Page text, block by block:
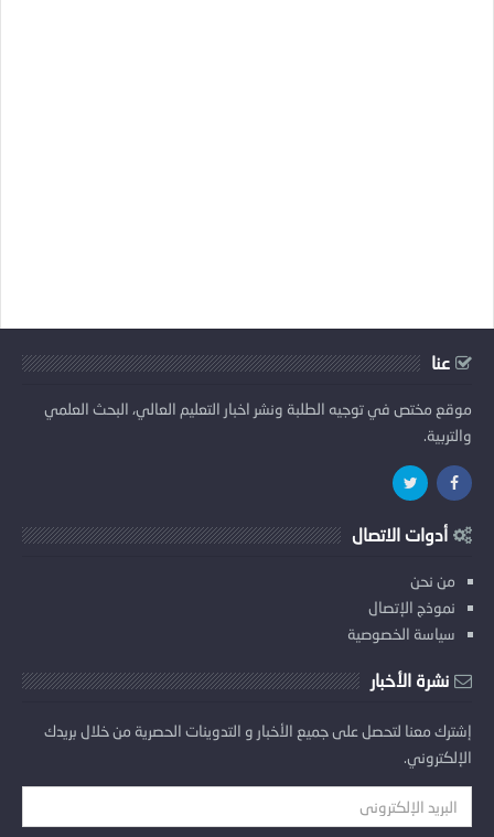
عنا
موقع مختص في توجيه الطلبة ونشر اخبار التعليم العالي، البحث العلمي
والتربية.
أدوات الاتصال
من نحن
نموذج الإتصال
سياسة الخصوصية
نشرة الأخبار
إشترك معنا لتحصل على جميع الأخبار و التدوينات الحصرية من خلال بريدك
الإلكتروني.